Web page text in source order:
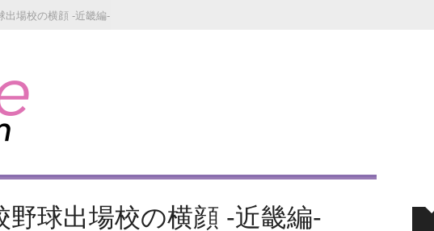
出場校の横顔 -近畿編-
野球出場校の横顔 -近畿編-